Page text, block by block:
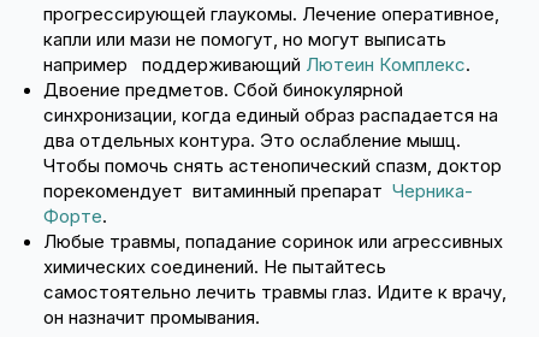
прогрессирующей глаукомы. Лечение оперативное,
капли или мази не помогут, но могут выписать
например поддерживающий Лютеин Комплекс.
Двоение предметов. Сбой бинокулярной
синхронизации, когда единый образ распадается на
два отдельных контура. Это ослабление мышц.
Чтобы помочь снять астенопический спазм, доктор
порекомендует витаминный препарат Черника-
Форте.
Любые травмы, попадание соринок или агрессивных
химических соединений. Не пытайтесь
самостоятельно лечить травмы глаз. Идите к врачу,
он назначит промывания.